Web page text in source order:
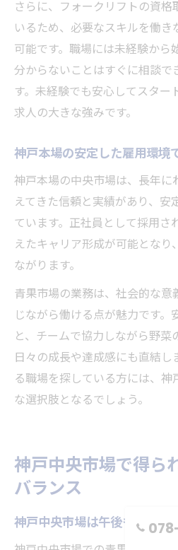
さらに、フォークリフトの資格
いるため、必要なスキルを働
可能です。職場には未経験から
分からないことはすぐに相談で
す。未経験でも安心してスター
求人の大きな強みです。
神戸本場の安定した雇用環境
神戸本場の中央市場は、長年に
えてきた信頼と実績があり、安
ています。正社員として採用さ
えたキャリア形成が可能となり
ながります。
青果市場の業務は、社会的な
じながら働ける点が魅力です。
と、チームで協力しながら野菜
日々の成長や達成感にも直結し
る職場を探している方には、
な選択肢となるでしょう。
神戸中央市場で得ら
バランス
神戸中央市場は午後も充実で